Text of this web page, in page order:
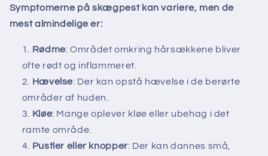
Symptomerne på skægpest kan variere, men de
mest almindelige er:
Rødme: Området omkring hårsækkene bliver
ofte rødt og inflammeret.
Hævelse: Der kan opstå hævelse i de berørte
områder af huden.
Kløe: Mange oplever kløe eller ubehag i det
ramte område.
Pustler eller knopper: Der kan dannes små,